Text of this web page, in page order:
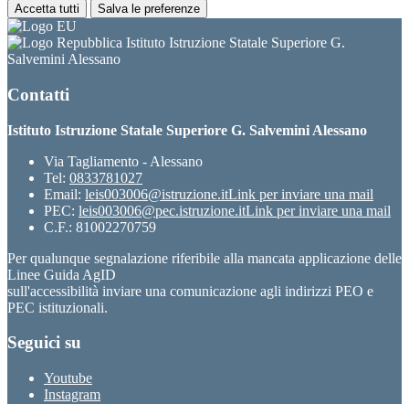
Accetta tutti Salva le preferenze
Istituto Istruzione Statale Superiore G.
Salvemini Alessano
Contatti
Istituto Istruzione Statale Superiore G. Salvemini Alessano
Via Tagliamento - Alessano
Tel: 0833781027
Email: leis003006@istruzione.itLink per inviare una mail
PEC: leis003006@pec.istruzione.itLink per inviare una mail
C.F.: 81002270759
Per qualunque segnalazione riferibile alla mancata applicazione delle
Linee Guida AgID
sull'accessibilità inviare una comunicazione agli indirizzi PEO e
PEC istituzionali.
Seguici su
Youtube
Instagram